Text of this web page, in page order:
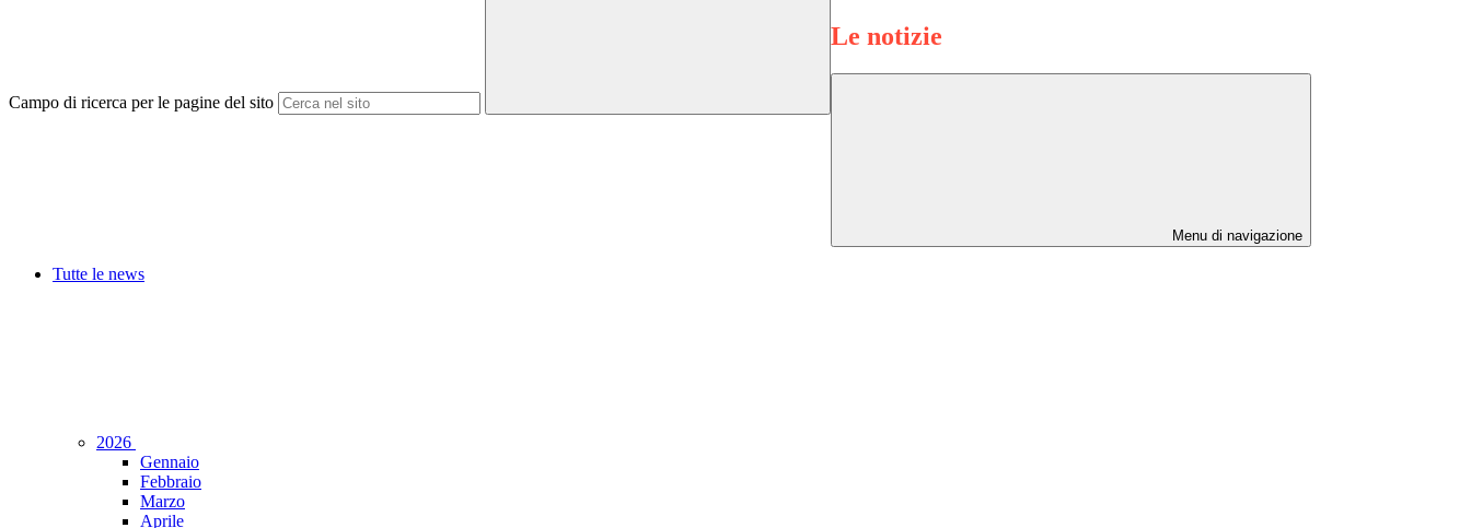
Campo di ricerca per le pagine del sito
Le notizie
Menu di navigazione
Tutte le news
2026
Gennaio
Febbraio
Marzo
Aprile